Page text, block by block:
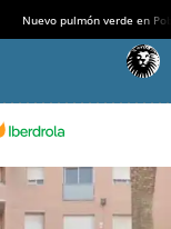
Nuevo pulmón verde en